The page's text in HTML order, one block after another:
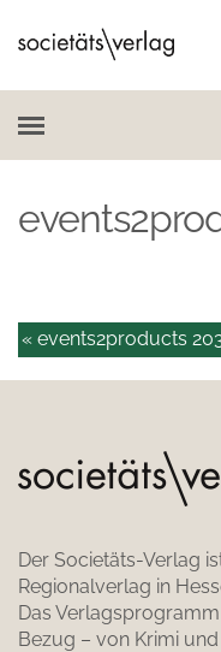
« events2products
Der Societäts-Verlag
Regionalverlag in
Das
Bezug – von Krimi